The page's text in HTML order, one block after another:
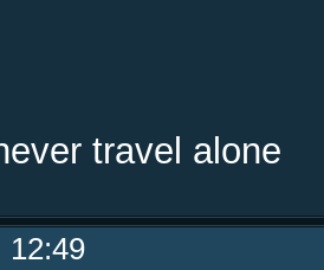
travel alone
12:49